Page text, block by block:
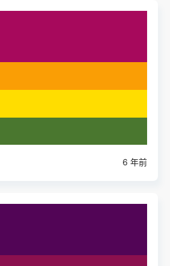
6 年前